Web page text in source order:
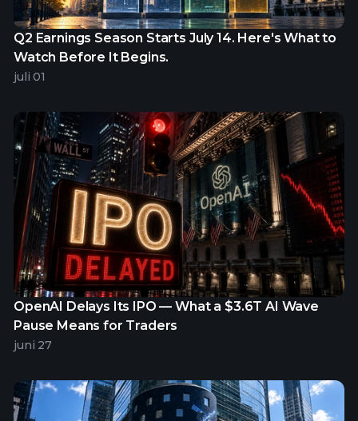
Q2 Earnings Season Starts July 14. Here's What to
Watch Before It Begins.
juli 01
OpenAI Delays Its IPO — What a $3.6T AI Wave
Pause Means for Traders
juni 27